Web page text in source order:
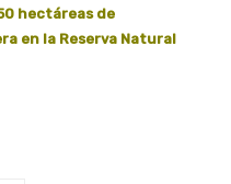
hectáreas de
en la Reserva Natural